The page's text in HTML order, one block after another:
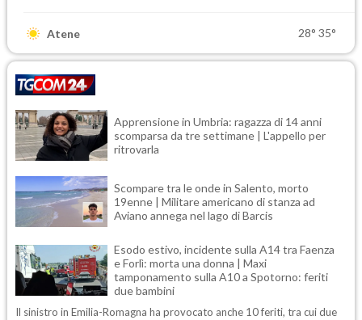
Atene 28° 35°
Apprensione in Umbria: ragazza di 14 anni
scomparsa da tre settimane | L'appello per
ritrovarla
Scompare tra le onde in Salento, morto
19enne | Militare americano di stanza ad
Aviano annega nel lago di Barcis
Esodo estivo, incidente sulla A14 tra Faenza
e Forlì: morta una donna | Maxi
tamponamento sulla A10 a Spotorno: feriti
due bambini
Il sinistro in Emilia-Romagna ha provocato anche 10 feriti, tra cui due